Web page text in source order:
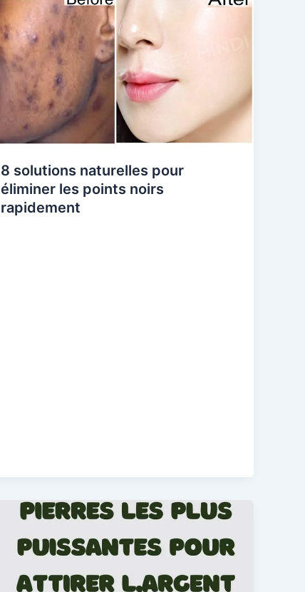
8 solutions naturelles pour
éliminer les points noirs
rapidement